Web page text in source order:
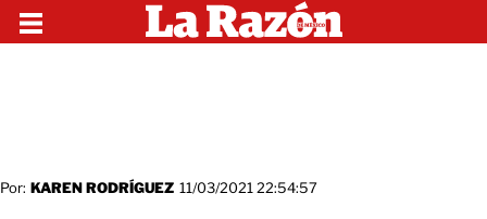
Por: KAREN RODRÍGUEZ 11/03/2021 22:54:57